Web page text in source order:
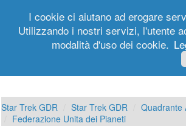
Registrati
Star Trek GDR Star Trek GDR
Quadrante
Federazione Unita dei Pianeti
I cookie ci aiutano ad erogare
Utilizzando i nostri servizi, l'utente
modalità d'uso dei cookie.